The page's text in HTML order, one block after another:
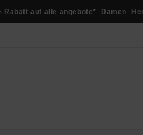
Rabatt auf alle angebote* Damen